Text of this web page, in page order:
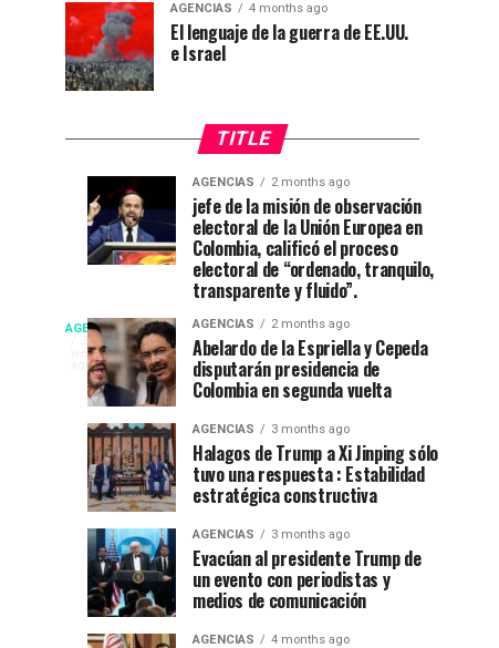
AGENCIAS 4 months ago
El lenguaje de la guerra de EE.UU.
e Israel
TITLE
AGENCIAS
3
weeks
ago
Campeonato
internacional
de
natación
en
Ibagué
NEW
YORK
DEPORTES|
Por
Gustavo
Lugo
Ibagué
Ibagué
AGENCIAS
4
weeks
ago
“Mi
casa
está
fiesta”
en
52
festival
del
folclor
colombiano
AGENCIAS
1
month
ago
CNE
declara
Espriella
nuevo
presidente
Colombia
2026-
2030
AGENCIAS 2 months ago
jefe de la misión de observación
electoral de la Unión Europea en
Colombia, calificó el proceso
electoral de “ordenado, tranquilo,
transparente y fluido”.
AGENCIAS 2 months ago
Abelardo de la Espriella y Cepeda
disputarán presidencia de
Colombia en segunda vuelta
AGENCIAS 3 months ago
Halagos de Trump a Xi Jinping sólo
tuvo una respuesta : Estabilidad
estratégica constructiva
AGENCIAS 3 months ago
Evacúan al presidente Trump de
un evento con periodistas y
medios de comunicación
AGENCIAS 4 months ago